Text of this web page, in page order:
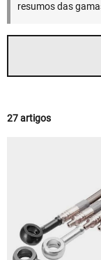
resumos das
27 artigos